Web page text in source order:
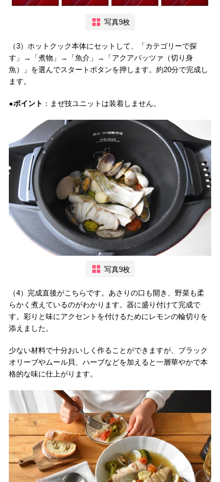
写真9枚
（3）ホットクック本体にセットして、「カテゴリーで探
す」→「煮物」→「魚介」→「アクアパッツァ（切り身
魚）」を選んでスタートボタンを押します。約20分で完成し
ます。
●ポイント ：まぜ技ユニットは装着しません。
写真9枚
（4）完成直後がこちらです。あさりの口も開き、野菜も柔
らかく煮えているのがわかります。器に盛り付けて完成で
す。彩りと味にアクセントを付けるためにレモンの輪切りを
添えました。
少ない材料で十分おいしく作ることができますが、ブラック
オリーブやムール貝、ハーブなどを加えると一層華やかで本
格的な味に仕上がります。